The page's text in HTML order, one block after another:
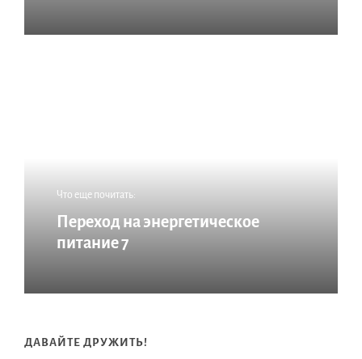
Что еще почитать:
Переход на энергетическое
питание 7
ДАВАЙТЕ ДРУЖИТЬ!